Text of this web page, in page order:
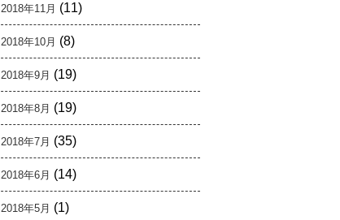
2018年11月 (11)
2018年10月 (8)
2018年9月 (19)
2018年8月 (19)
2018年7月 (35)
2018年6月 (14)
2018年5月 (1)